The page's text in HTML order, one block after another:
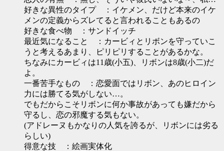
好きな異性のタイプ ：イケメン、だけど本来のイケ
メンの定義からズレてると言われることもあるの
好きな食べ物 ：サンドイッチ
最近気になること ：カービィとリボンを守っていこ
うと考えるあまり、ピリピリすることがあるかな。
ちなみにカービィは11歳(小五)、リボンは8歳(小二)だ
よ。
一番苦手なもの ：恋愛面ではリボン、あのヒロイン
力には勝てる気がしない…。
でもだからこそリボンに何か事故があっても嫌だから
守るし、恋の邪魔する気もない。
(アドレーヌもかなりの人気を誇るが、リボンには劣る
らしい)
得意な技 ：絵画実体化